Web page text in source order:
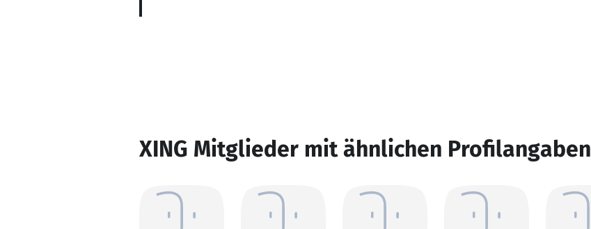
XING Mitglieder mit ähnlichen Profilangaben